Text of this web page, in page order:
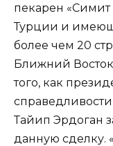
пекарен
Турции и
более чем 20
Ближний
того, как
Тайип Эрдоган
данную сделку.